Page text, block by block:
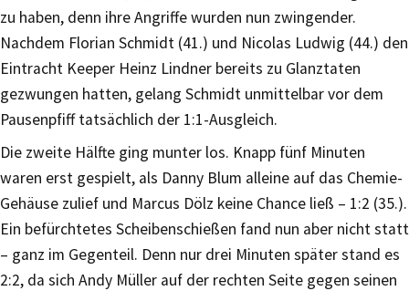
zu haben, denn ihre Angriffe wurden nun zwingender.
Nachdem Florian Schmidt (41.) und Nicolas Ludwig (44.) den
Eintracht Keeper Heinz Lindner bereits zu Glanztaten
gezwungen hatten, gelang Schmidt unmittelbar vor dem
Pausenpfiff tatsächlich der 1:1-Ausgleich.
Die zweite Hälfte ging munter los. Knapp fünf Minuten
waren erst gespielt, als Danny Blum alleine auf das Chemie-
Gehäuse zulief und Marcus Dölz keine Chance ließ – 1:2 (35.).
Ein befürchtetes Scheibenschießen fand nun aber nicht statt
– ganz im Gegenteil. Denn nur drei Minuten später stand es
2:2, da sich Andy Müller auf der rechten Seite gegen seinen